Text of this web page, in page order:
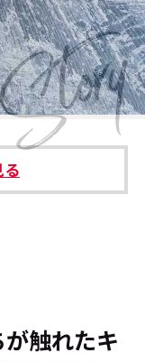
リシー
Cookie Settings
触れたキ